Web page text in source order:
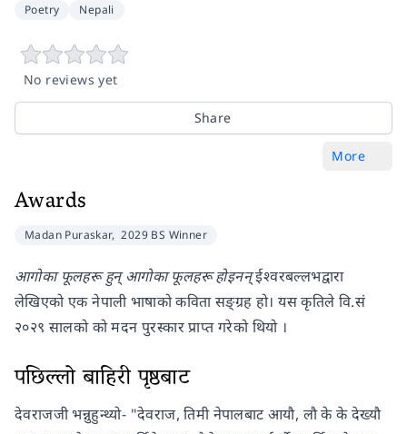
Poetry Nepali
No reviews yet
Share
More
Awards
Madan Puraskar, 2029 BS Winner
आगोका फूलहरू हुन् आगोका फूलहरू होइनन्ईश्वरबल्लभद्वारा
लेखिएको एक नेपाली भाषाको कविता सङ्ग्रह हो। यस कृतिले वि.सं
२०२९ सालको को मदन पुरस्कार प्राप्त गरेको थियो ।
पछिल्लो बाहिरी पृष्ठबाट
देवराजजी भन्नुहुन्थ्यो- "देवराज, तिमी नेपालबाट आयौ, लौ के के देख्यौ